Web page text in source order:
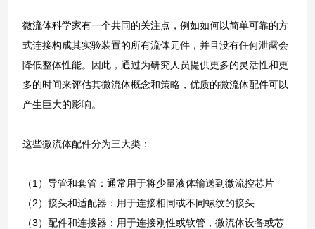
微流体科学家有一个共同的关注点，例如如何以简单可靠的方
式连接构成其实验装置的所有流体元件，并且没有任何泄露会
降低整体性能。因此，通过为研究人员提供更多的灵活性和更
多的时间来评估其微流体概念和策略，优质的微流体配件可以
产生巨大的影响。
这些微流体配件分为三大类：
（1）导管和套管：通常用于将少量液体输送到微流控芯片
（2）接头和适配器：用于连接相同或不同螺纹的接头
（3）配件和连接器：用于连接刚性或软管，微流体设备或芯